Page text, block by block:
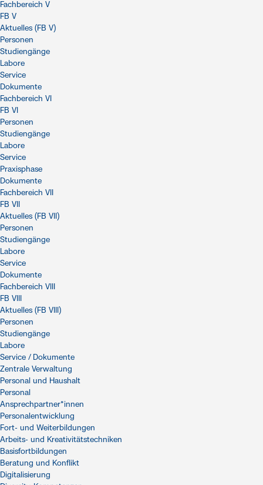
Fachbereich V
FB V
Aktuelles (FB V)
Personen
Studiengänge
Labore
Service
Dokumente
Fachbereich VI
FB VI
Personen
Studiengänge
Labore
Service
Praxisphase
Dokumente
Fachbereich VII
FB VII
Aktuelles (FB VII)
Personen
Studiengänge
Labore
Service
Dokumente
Fachbereich VIII
FB VIII
Aktuelles (FB VIII)
Personen
Studiengänge
Labore
Service / Dokumente
Zentrale Verwaltung
Personal und Haushalt
Personal
Ansprechpartner*innen
Personalentwicklung
Fort- und Weiterbildungen
Arbeits- und Kreativitätstechniken
Basisfortbildungen
Beratung und Konflikt
Digitalisierung